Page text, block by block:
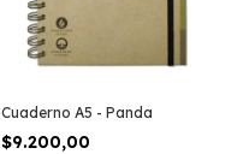
Cuaderno A5 - Panda
$9.200,00